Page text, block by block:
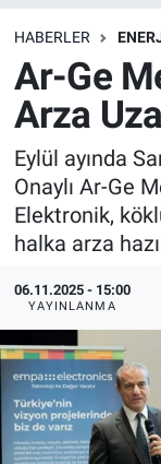
HABERLER
Ar-Ge
Arza
Eylül ayında
Onaylı Ar-Ge
Elektronik,
halka arza
06.11.2025 - 15:00
YAYINLANMA
Depolama
İnşaat ve
HaberOrtak
EndüstriST
Endüstri
Ağır